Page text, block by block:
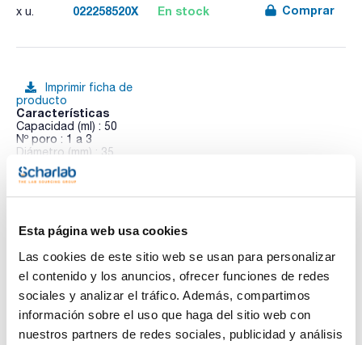
Esta página web usa cookies
Las cookies de este sitio web se usan para personalizar
el contenido y los anuncios, ofrecer funciones de redes
sociales y analizar el tráfico. Además, compartimos
información sobre el uso que haga del sitio web con
nuestros partners de redes sociales, publicidad y análisis
x u. 022258520X En stock Comprar
Imprimir ficha de
producto
Características
Capacidad (ml) : 50
Nº poro : 1 a 3
Diámetro (mm) : 35
Pack (u.) : 1
Ver más
Documentación técnica
TDS / Ficha técnica
Regístrate para
descargas
COA
Regístrate para
descargas
SDS/ Hoja de seguridad